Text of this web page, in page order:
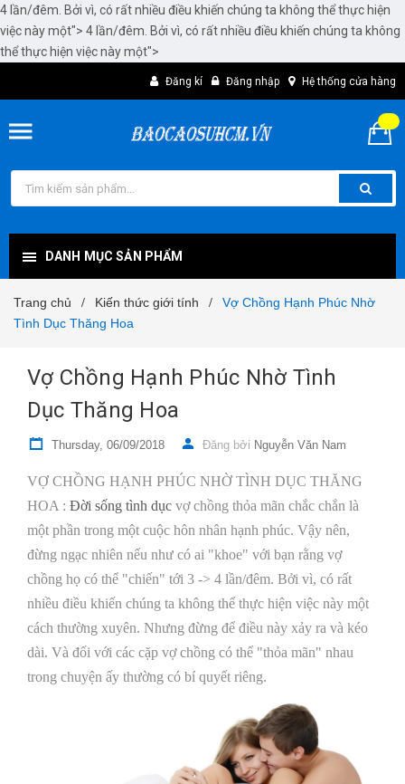
4 lần/đêm. Bởi vì, có rất nhiều điều khiến chúng ta không thể thực hiện
việc này một"> 4 lần/đêm. Bởi vì, có rất nhiều điều khiến chúng ta không
thể thực hiện việc này một">
Đăng kí Đăng nhập Hệ thống cửa hàng
DANH MỤC SẢN PHẨM
Trang chủ / Kiến thức giới tính /
Vợ Chồng Hạnh Phúc Nhờ
Tình Dục Thăng Hoa
Vợ Chồng Hạnh Phúc Nhờ Tình
Dục Thăng Hoa
Thursday, 06/09/2018 Đăng bởi Nguyễn Văn Nam
VỢ CHỒNG HẠNH PHÚC NHỜ TÌNH DỤC THĂNG
HOA : Đời sống tình dục vợ chồng thỏa mãn chắc chắn là
một phần trong một cuộc hôn nhân hạnh phúc. Vậy nên,
đừng ngạc nhiên nếu như có ai "khoe" với bạn rằng vợ
chồng họ có thể "chiến" tới 3 -> 4 lần/đêm. Bởi vì, có rất
nhiều điều khiến chúng ta không thể thực hiện việc này một
cách thường xuyên. Nhưng đừng để điều này xảy ra và kéo
dài. Và đối với các cặp vợ chồng có thể "thỏa mãn" nhau
trong chuyện ấy thường có bí quyết riêng.